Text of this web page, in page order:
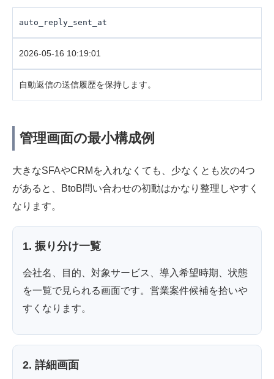
auto_reply_sent_at
2026-05-16 10:19:01
自動返信の送信履歴を保持します。
管理画面の最小構成例
大きなSFAやCRMを入れなくても、少なくとも次の4つ
があると、BtoB問い合わせの初動はかなり整理しやすく
なります。
1. 振り分け一覧
会社名、目的、対象サービス、導入希望時期、状態
を一覧で見られる画面です。営業案件候補を拾いや
すくなります。
2. 詳細画面